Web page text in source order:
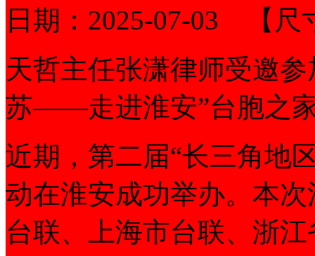
日期： 2025-07-03 【尺
天哲主任张潇律师受邀
苏——走进淮安”台胞之
近期，第二届“长三角
动在淮安成功举办。本
台联、上海市台联、浙